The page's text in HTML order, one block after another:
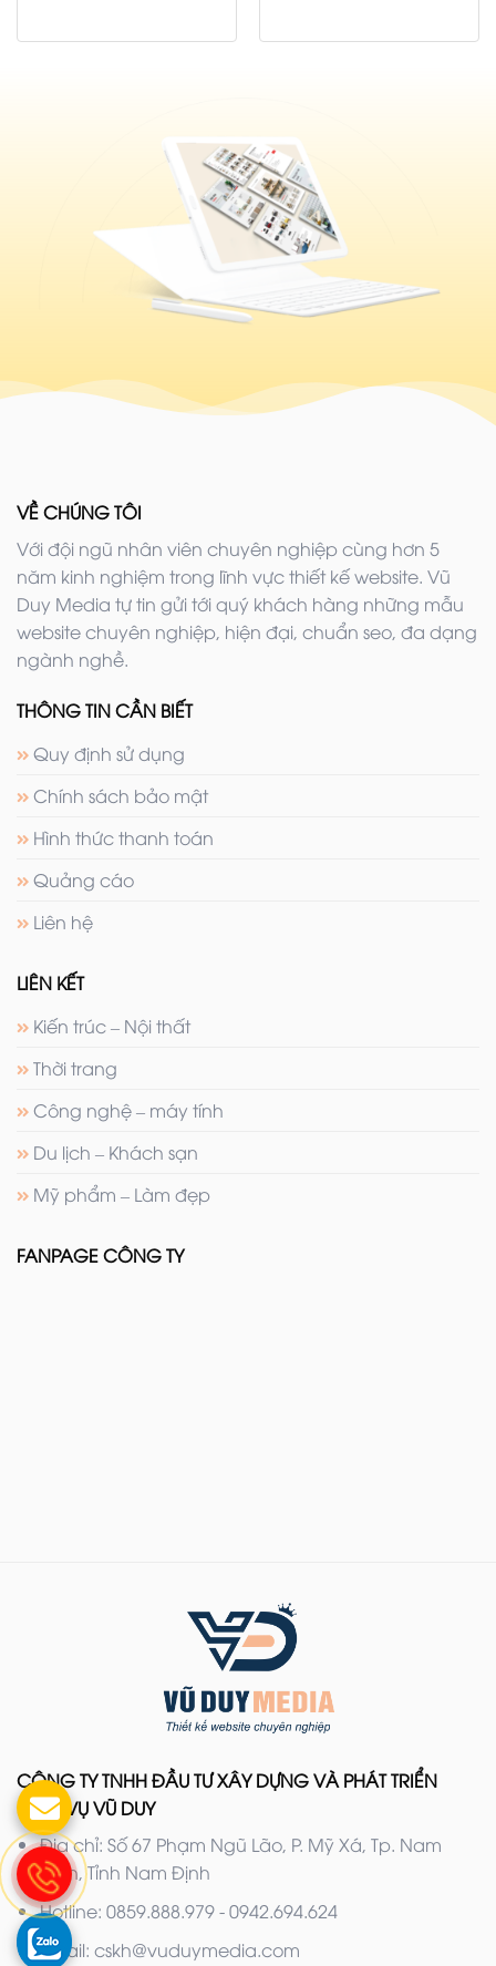
VỀ CHÚNG TÔI
Với đội ngũ nhân viên chuyên nghiệp cùng hơn 5
năm kinh nghiệm trong lĩnh vực thiết kế website. Vũ
Duy Media tự tin gửi tới quý khách hàng những mẫu
website chuyên nghiệp, hiện đại, chuẩn seo, đa dạng
ngành nghề.
THÔNG TIN CẦN BIẾT
Quy định sử dụng
Chính sách bảo mật
Hình thức thanh toán
Quảng cáo
Liên hệ
LIÊN KẾT
Kiến trúc – Nội thất
Thời trang
Công nghệ – máy tính
Du lịch – Khách sạn
Mỹ phẩm – Làm đẹp
FANPAGE CÔNG TY
CÔNG TY TNHH ĐẦU TƯ XÂY DỰNG VÀ PHÁT TRIỂN
DỊCH VỤ VŨ DUY
Địa chỉ: Số 67 Phạm Ngũ Lão, P. Mỹ Xá, Tp. Nam
Định, Tỉnh Nam Định
Hotline: 0859.888.979 - 0942.694.624
Email: cskh@vuduymedia.com